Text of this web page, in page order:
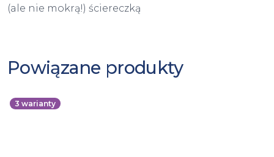
(ale nie mokrą!) ściereczką
Powiązane produkty
3 warianty